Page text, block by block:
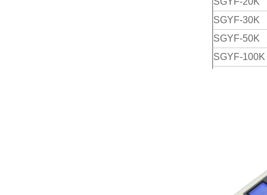
SGYF-30K
SGYF-50K
SGYF-100K